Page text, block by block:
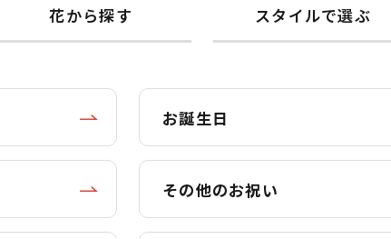
花から探す スタイルで選ぶ
お誕生日
その他のお祝い